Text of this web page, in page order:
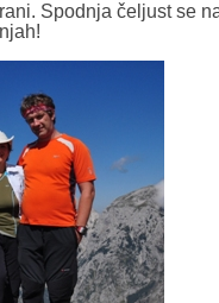
Spodnja čeljust se